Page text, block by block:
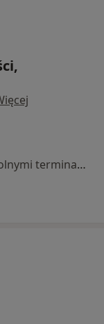
Brak dostępnych specjalistów z wolnymi terminami w tym centrum medycznym.